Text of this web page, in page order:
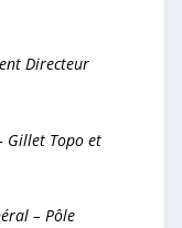
Directeur
Gillet Topo et
– Pôle